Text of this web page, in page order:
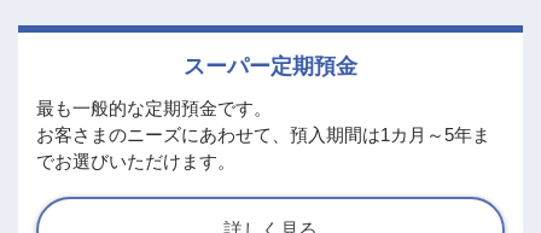
スーパー定期預金
最も一般的な定期預金です。
お客さまのニーズにあわせて、預入期間は1カ月～5年ま
でお選びいただけます。